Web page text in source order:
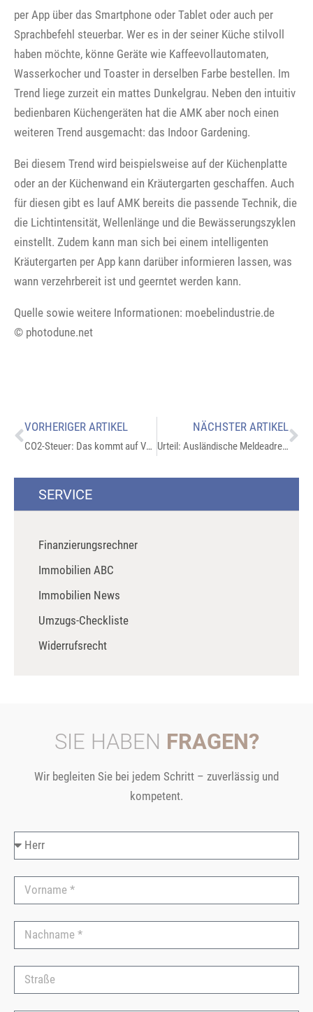
per App über das Smartphone oder Tablet oder auch per
Sprachbefehl steuerbar. Wer es in der seiner Küche stilvoll
haben möchte, könne Geräte wie Kaffeevollautomaten,
Wasserkocher und Toaster in derselben Farbe bestellen. Im
Trend liege zurzeit ein mattes Dunkelgrau. Neben den intuitiv
bedienbaren Küchengeräten hat die AMK aber noch einen
weiteren Trend ausgemacht: das Indoor Gardening.
Bei diesem Trend wird beispielsweise auf der Küchenplatte
oder an der Küchenwand ein Kräutergarten geschaffen. Auch
für diesen gibt es lauf AMK bereits die passende Technik, die
die Lichtintensität, Wellenlänge und die Bewässerungszyklen
einstellt. Zudem kann man sich bei einem intelligenten
Kräutergarten per App kann darüber informieren lassen, was
wann verzehrbereit ist und geerntet werden kann.
Quelle sowie weitere Informationen: moebelindustrie.de
© photodune.net
VORHERIGER ARTIKEL
CO2-Steuer: Das kommt auf Vermieter zu
NÄCHSTER ARTIKEL
Urteil: Ausländische Meldeadresse schließt gemeinsamen Haushalt in Deutschland nicht aus
SERVICE
Finanzierungsrechner
Immobilien ABC
Immobilien News
Umzugs-Checkliste
Widerrufsrecht
SIE HABEN FRAGEN?
Wir begleiten Sie bei jedem Schritt – zuverlässig und
kompetent.